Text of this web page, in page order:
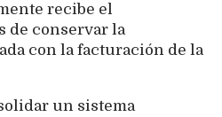
recibe el
de conservar la
con la facturación de la
un sistema